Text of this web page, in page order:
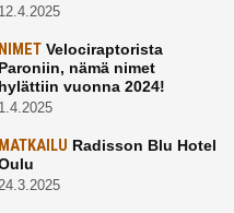
12.4.2025
NIMETVelociraptorista
Paroniin, nämä nimet
hylättiin vuonna 2024!
1.4.2025
MATKAILU Radisson Blu Hotel
24.3.2025